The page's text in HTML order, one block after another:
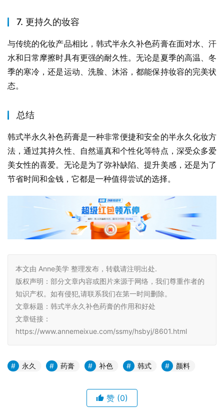
7. 更持久的妆容
与传统的化妆产品相比，韩式半永久补色药膏在面对水、汗
水和日常摩擦时具有更强的耐久性。无论是夏季的高温、冬
季的寒冷，还是运动、洗脸、沐浴，都能保持妆容的完美状
态。
总结
韩式半永久补色药膏是一种非常便捷和安全的半永久化妆方
法，通过其持久性、自然逼真和个性化等特点，深受众多爱
美女性的喜爱。无论是为了弥补缺陷、提升美感，还是为了
节省时间和金钱，它都是一种值得尝试的选择。
本文由 Anne美学 整理发布，转载请注明出处.
版权声明：部分文章内容或图片来源于网络，我们尊重作者的
知识产权。如有侵犯,请联系我们在第一时间删除。
文章标题：韩式半永久补色药膏的作用和好处
文章链接：
https://www.annemeixue.com/ssmy/hsbyj/8601.html
永久 药膏 补色 韩式 颜料
赞 (0)